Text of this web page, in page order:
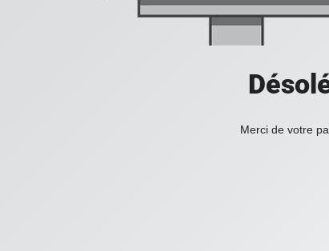
Merci de votre